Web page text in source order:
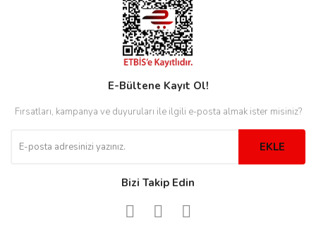
E-Bültene Kayıt Ol!
Fırsatları, kampanya ve duyuruları ile ilgili e-posta almak ister misiniz?
EKLE
Bizi Takip Edin